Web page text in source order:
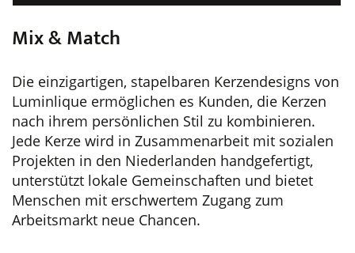
Mix & Match
Die einzigartigen, stapelbaren Kerzendesigns von
Luminlique ermöglichen es Kunden, die Kerzen
nach ihrem persönlichen Stil zu kombinieren.
Jede Kerze wird in Zusammenarbeit mit sozialen
Projekten in den Niederlanden handgefertigt,
unterstützt lokale Gemeinschaften und bietet
Menschen mit erschwertem Zugang zum
Arbeitsmarkt neue Chancen.